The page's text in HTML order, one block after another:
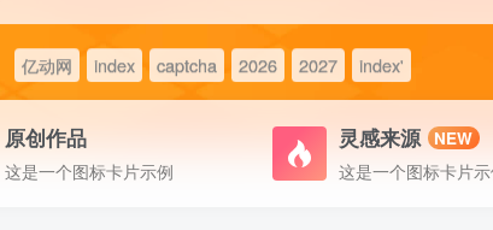
亿动网 index captcha 2026 2027 index'
原创作品
这是一个图标卡片示例
灵感来源 NEW
这是一个图标卡片